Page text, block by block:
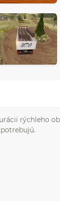
rýchleho